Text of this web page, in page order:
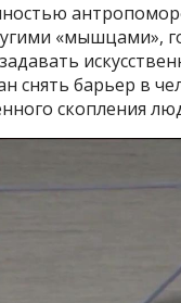
«мышцами»,
снять барьер в
скопления